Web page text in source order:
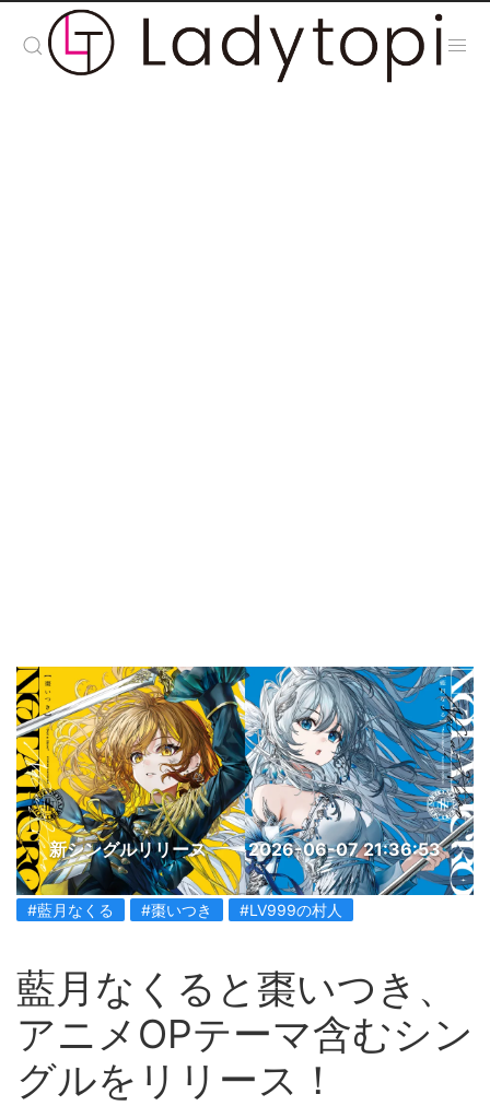
新シングルリリース 2026-06-07 21:36:53
#藍月なくる #棗いつき #LV999の村人
藍月なくると棗いつき、
アニメOPテーマ含むシン
グルをリリース！